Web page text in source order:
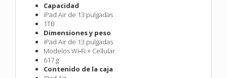
Capacidad
iPad Air de 13 pulgadas
1TB
Dimensiones y peso
iPad Air de 13 pulgadas
Modelos Wi‑Fi + Cellular
617 g
Contenido de la caja